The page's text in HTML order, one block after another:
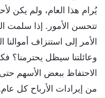
يُرام هذا العام، ولم يكن
تتحسن الأمور. إذا سلمت
الأمر إلى استنزاف أموالنا
وعائلتنا سيظل يحترمنا؟
الاحتفاظ ببعض الأسهم
من إيرادات الأرباح كل